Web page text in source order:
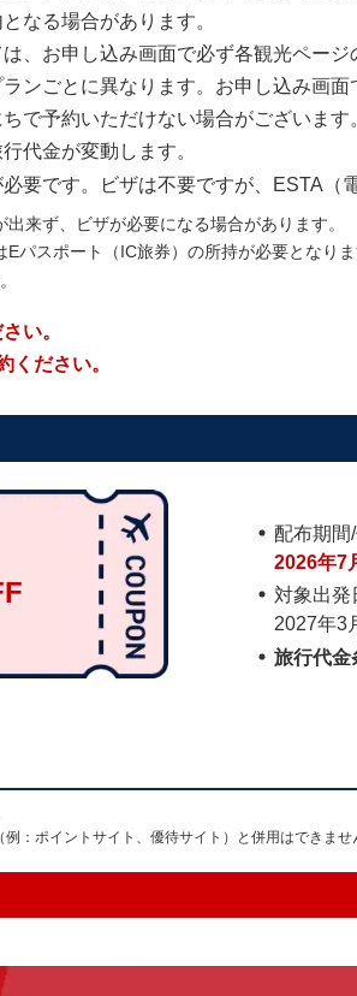
なる場合があります。
、お申し込み画面で必ず各観光ページ
ンごとに異なります。お申し込み画面
で予約いただけない場合がございます
代金が変動します。
要です。ビザは不要ですが、ESTA（
来ず、ビザが必要になる場合があります。
パスポート（IC旅券）の所持が必要となりま
い。
ください。
ディー 20703 をコピーする
配布期間
2026年7
対象出発
2027年3
旅行代金
：ポイントサイト、優待サイト）と併用はできませ